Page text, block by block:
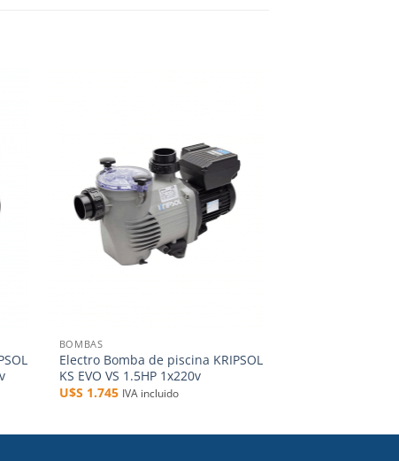
deseos
BOMBAS
Electro Bomba de piscina KRIPSOL
KS EVO VS 1.5HP 1x220v
U$S 1.745 IVA incluido